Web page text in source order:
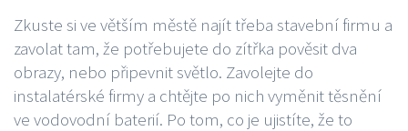
Zkuste si ve větším městě najít třeba stavební firmu a
zavolat tam, že potřebujete do zítřka pověsit dva
obrazy, nebo připevnit světlo. Zavolejte do
instalatérské firmy a chtějte po nich vyměnit těsnění
ve vodovodní baterií. Po tom, co je ujistíte, že to